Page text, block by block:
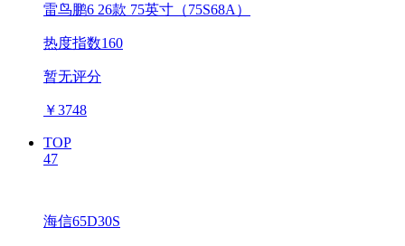
雷鸟鹏6 26款 75英寸（75S68A）
热度指数160
暂无评分
￥3748
TOP
47
海信65D30S